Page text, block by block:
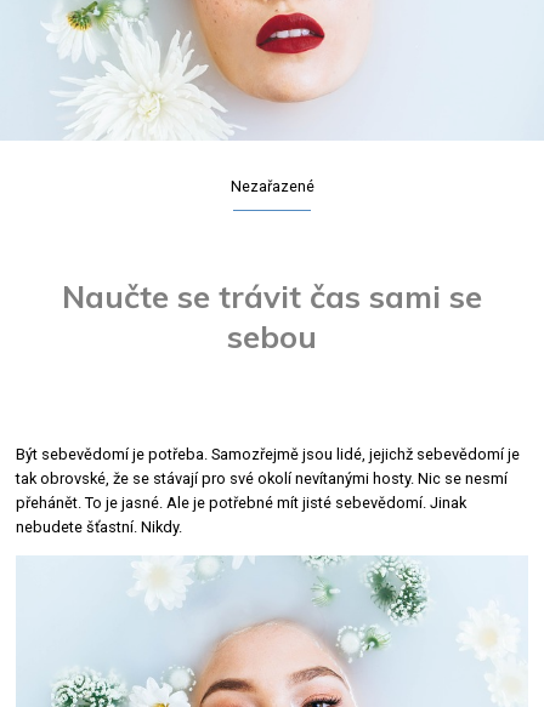
Nezařazené
Naučte se trávit čas sami se
sebou
Být sebevědomí je potřeba. Samozřejmě jsou lidé, jejichž sebevědomí je
tak obrovské, že se stávají pro své okolí nevítanými hosty. Nic se nesmí
přehánět. To je jasné. Ale je potřebné mít jisté sebevědomí. Jinak
nebudete šťastní. Nikdy.